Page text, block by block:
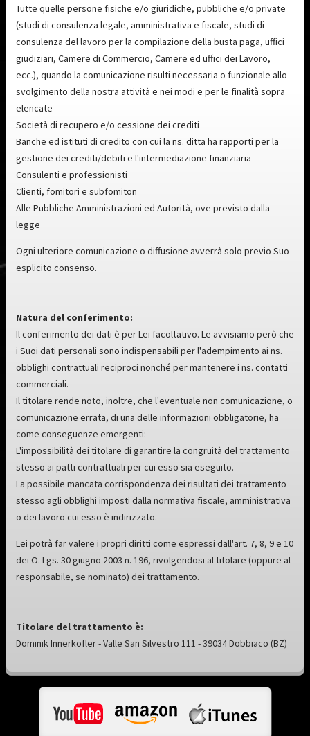
Tutte quelle persone fisiche e/o giuridiche, pubbliche e/o private
(studi di consulenza legale, amministrativa e fiscale, studi di
consulenza del lavoro per la compilazione della busta paga, uffici
giudiziari, Camere di Commercio, Camere ed uffici dei Lavoro,
ecc.), quando la comunicazione risulti necessaria o funzionale allo
svolgimento della nostra attività e nei modi e per le finalità sopra
elencate
Società di recupero e/o cessione dei crediti
Banche ed istituti di credito con cui la ns. ditta ha rapporti per la
gestione dei crediti/debiti e l'intermediazione finanziaria
Consulenti e professionisti
Clienti, fomitori e subfomiton
Alle Pubbliche Amministrazioni ed Autorità, ove previsto dalla
legge
Ogni ulteriore comunicazione o diffusione avverrà solo previo Suo
esplicito consenso.
Natura del conferimento:
Il conferimento dei dati è per Lei facoltativo. Le avvisiamo però che
i Suoi dati personali sono indispensabili per l'adempimento ai ns.
obblighi contrattuali reciproci nonché per mantenere i ns. contatti
commerciali.
Il titolare rende noto, inoltre, che l'eventuale non comunicazione, o
comunicazione errata, di una delle informazioni obbligatorie, ha
come conseguenze emergenti:
L'impossibilità dei titolare di garantire la congruità del trattamento
stesso ai patti contrattuali per cui esso sia eseguito.
La possibile mancata corrispondenza dei risultati dei trattamento
stesso agli obblighi imposti dalla normativa fiscale, amministrativa
o dei lavoro cui esso è indirizzato.
Lei potrà far valere i propri diritti come espressi dall'art. 7, 8, 9 e 10
dei O. Lgs. 30 giugno 2003 n. 196, rivolgendosi al titolare (oppure al
responsabile, se nominato) dei trattamento.
Titolare del trattamento è:
Dominik Innerkofler - Valle San Silvestro 111 - 39034 Dobbiaco (BZ)